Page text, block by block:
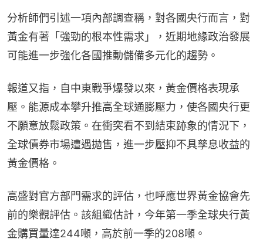
分析師們引述一項內部調查稱，對各國央行而言，對
黃金有著「強勁的根本性需求」，近期地緣政治發展
可能進一步強化各國推動儲備多元化的趨勢。
報道又指，自中東戰爭爆發以來，黃金價格表現承
壓。能源成本攀升推高全球通膨壓力，使各國央行更
不願意放鬆政策。在衝突看不到結束跡象的情況下，
全球債券市場遭遇拋售，進一步壓抑不具孳息收益的
黃金價格。
高盛對官方部門需求的評估，也呼應世界黃金協會先
前的樂觀評估。該組織估計，今年第一季全球央行黃
金購買量達244噸，高於前一季的208噸。